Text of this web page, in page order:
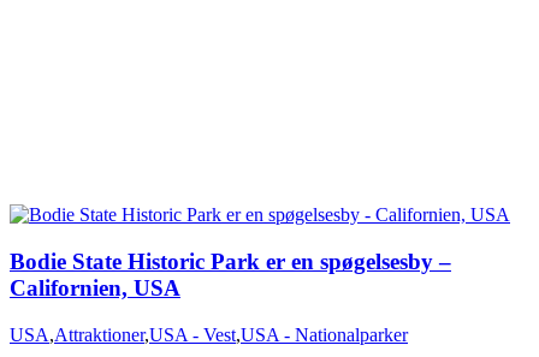
Bodie State Historic Park er en spøgelsesby –
Californien, USA
USA,Attraktioner,USA - Vest,USA - Nationalparker